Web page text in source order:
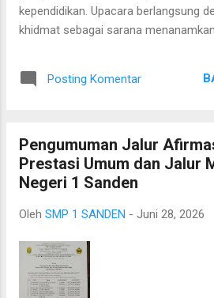
kependidikan. Upacara berlangsung
khidmat sebagai sarana
Pembina Upacara, Ibu Nadia
amanatnya, beliau membacakan
ditetapkan melalui Keputusan
Anak Nasional menjadi simbol
masa depan Indonesia. Anak-anak
menjadi generasi penerus yang
membawa Indonesia menuju masa
Gubernur DIY mengajak seluruh
menyadari bahwa...
Posting Komentar
Pengumuman Jalur
Prestasi Umum dan Jalur
Negeri 1 Sanden
Oleh SMP 1 SANDEN - Juni 28, 2026